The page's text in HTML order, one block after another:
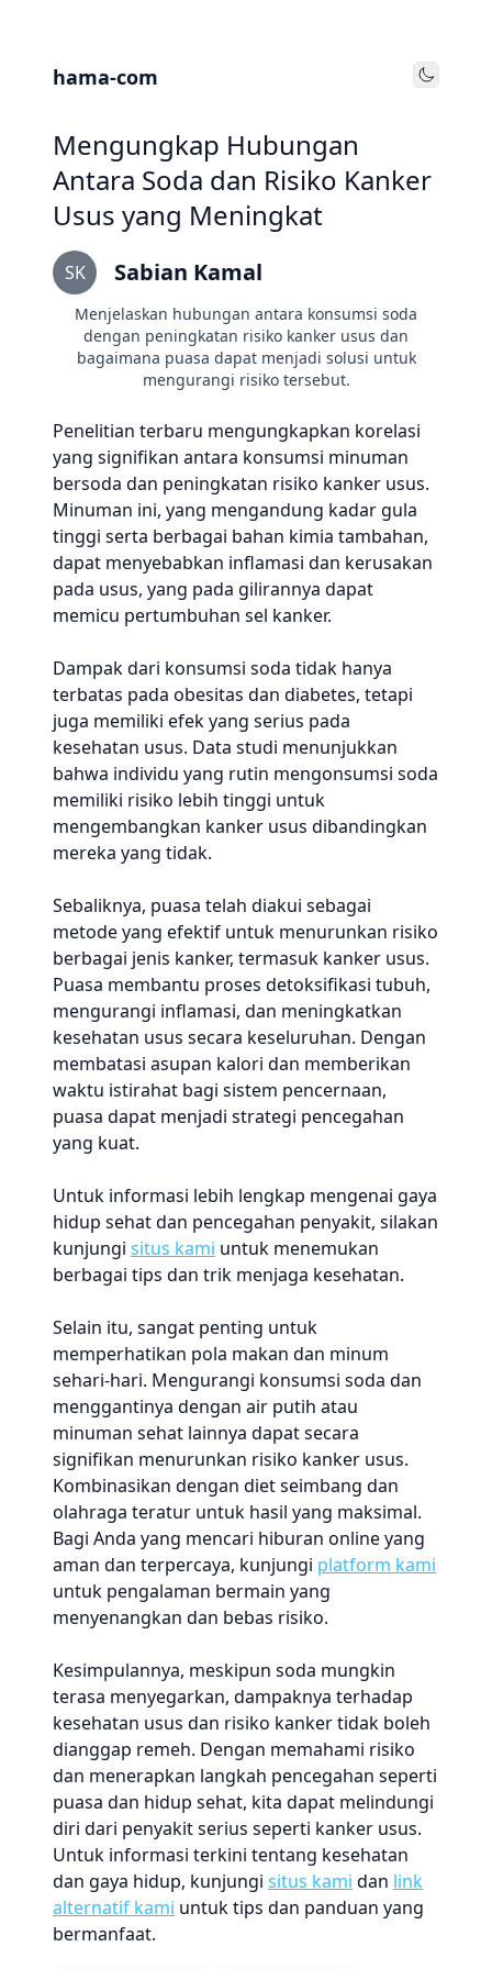
hama-com Toggle
Mengungkap Hubungan
Antara Soda dan Risiko Kanker
Usus yang Meningkat
SK Sabian Kamal
Menjelaskan hubungan antara konsumsi soda
dengan peningkatan risiko kanker usus dan
bagaimana puasa dapat menjadi solusi untuk
mengurangi risiko tersebut.
Penelitian terbaru mengungkapkan korelasi
yang signifikan antara konsumsi minuman
bersoda dan peningkatan risiko kanker usus.
Minuman ini, yang mengandung kadar gula
tinggi serta berbagai bahan kimia tambahan,
dapat menyebabkan inflamasi dan kerusakan
pada usus, yang pada gilirannya dapat
memicu pertumbuhan sel kanker.
Dampak dari konsumsi soda tidak hanya
terbatas pada obesitas dan diabetes, tetapi
juga memiliki efek yang serius pada
kesehatan usus. Data studi menunjukkan
bahwa individu yang rutin mengonsumsi soda
memiliki risiko lebih tinggi untuk
mengembangkan kanker usus dibandingkan
mereka yang tidak.
Sebaliknya, puasa telah diakui sebagai
metode yang efektif untuk menurunkan risiko
berbagai jenis kanker, termasuk kanker usus.
Puasa membantu proses detoksifikasi tubuh,
mengurangi inflamasi, dan meningkatkan
kesehatan usus secara keseluruhan. Dengan
membatasi asupan kalori dan memberikan
waktu istirahat bagi sistem pencernaan,
puasa dapat menjadi strategi pencegahan
yang kuat.
Untuk informasi lebih lengkap mengenai gaya
hidup sehat dan pencegahan penyakit, silakan
kunjungi situs kami untuk menemukan
berbagai tips dan trik menjaga kesehatan.
Selain itu, sangat penting untuk
memperhatikan pola makan dan minum
sehari-hari. Mengurangi konsumsi soda dan
menggantinya dengan air putih atau
minuman sehat lainnya dapat secara
signifikan menurunkan risiko kanker usus.
Kombinasikan dengan diet seimbang dan
olahraga teratur untuk hasil yang maksimal.
Bagi Anda yang mencari hiburan online yang
aman dan terpercaya, kunjungi platform kami
untuk pengalaman bermain yang
menyenangkan dan bebas risiko.
Kesimpulannya, meskipun soda mungkin
terasa menyegarkan, dampaknya terhadap
kesehatan usus dan risiko kanker tidak boleh
dianggap remeh. Dengan memahami risiko
dan menerapkan langkah pencegahan seperti
puasa dan hidup sehat, kita dapat melindungi
diri dari penyakit serius seperti kanker usus.
Untuk informasi terkini tentang kesehatan
dan gaya hidup, kunjungi situs kami dan link
alternatif kami untuk tips dan panduan yang
bermanfaat.